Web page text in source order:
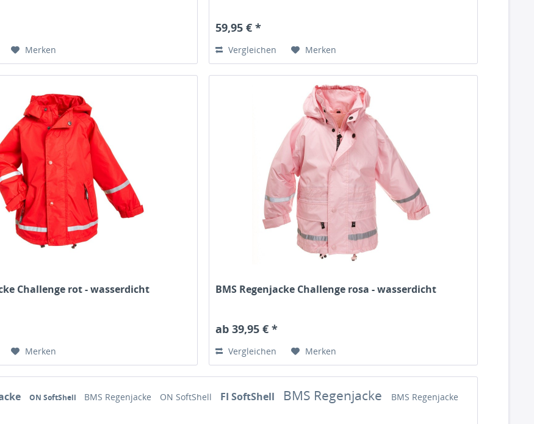
Merken
59,95 € *
Vergleichen Merken
Challenge rot - wasserdicht
Merken
BMS Regenjacke Challenge rosa - wasserdicht
ab 39,95 € *
Vergleichen Merken
ON SoftShell BMS Regenjacke ON SoftShell FI SoftShell BMS Regenjacke BMS Regenjacke